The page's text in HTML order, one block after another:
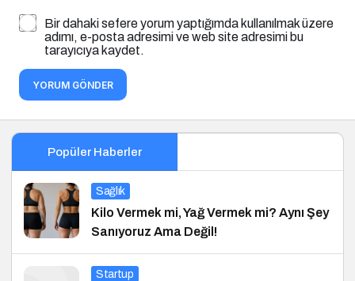
Bir dahaki sefere yorum yaptığımda kullanılmak üzere
adımı, e-posta adresimi ve web site adresimi bu
tarayıcıya kaydet.
YORUM GÖNDER
Popüler Haberler
Sağlık
Kilo Vermek mi, Yağ Vermek mi? Aynı Şey
Sanıyoruz Ama Değil!
Startup